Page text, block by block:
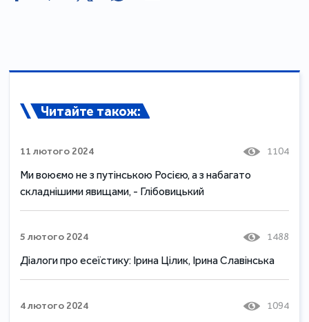
Читайте також:
11 лютого 2024 1104
Ми воюємо не з путінською Росією, а з набагато
складнішими явищами, - Глібовицький
5 лютого 2024 1488
Діалоги про есеїстику: Ірина Цілик, Ірина Славінська
4 лютого 2024 1094